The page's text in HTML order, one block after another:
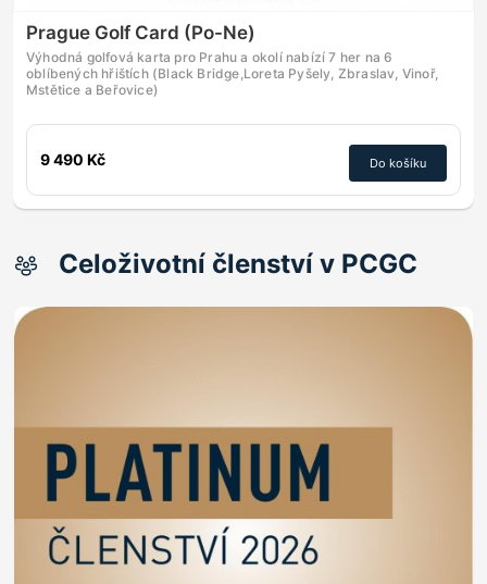
Prague Golf Card (Po-Ne)
Výhodná golfová karta pro Prahu a okolí nabízí 7 her na 6
oblíbených hřištích (Black Bridge,Loreta Pyšely, Zbraslav, Vinoř,
Mstětice a Beřovice)
9 490 Kč Do košíku
Celoživotní členství v PCGC